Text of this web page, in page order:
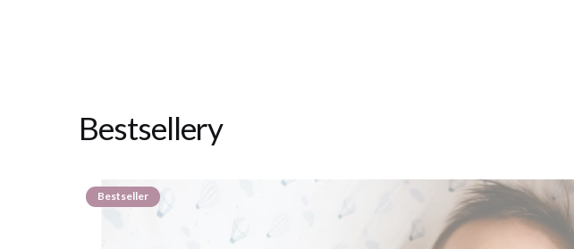
Bestsellery
Bestseller